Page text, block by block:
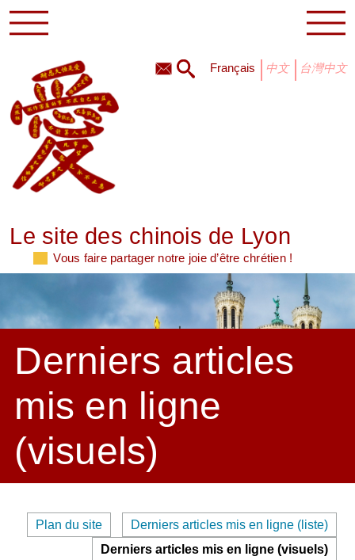
français 中文 台灣中文
Le site des chinois de Lyon
Vous faire partager notre joie d’être chrétien !
Derniers articles
mis en ligne
(visuels)
Plan du site
Derniers articles mis en ligne (liste)
Derniers articles mis en ligne (visuels)